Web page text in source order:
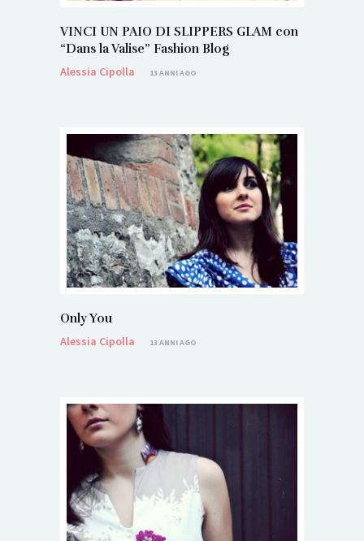
VINCI UN PAIO DI SLIPPERS GLAM con
“Dans la Valise” Fashion Blog
Alessia Cipolla
13 ANNI AGO
Only You
Alessia Cipolla
13 ANNI AGO